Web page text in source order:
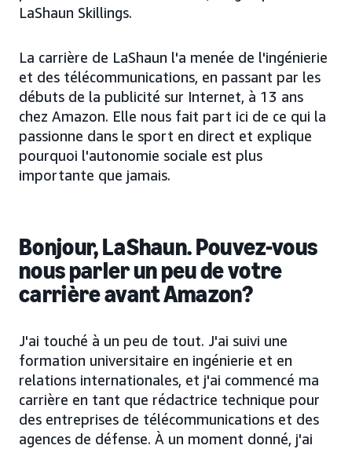
LaShaun Skillings.
La carrière de LaShaun l'a menée de l'ingénierie
et des télécommunications, en passant par les
débuts de la publicité sur Internet, à 13 ans
chez Amazon. Elle nous fait part ici de ce qui la
passionne dans le sport en direct et explique
pourquoi l'autonomie sociale est plus
importante que jamais.
Bonjour, LaShaun. Pouvez-vous
nous parler un peu de votre
carrière avant Amazon?
J'ai touché à un peu de tout. J'ai suivi une
formation universitaire en ingénierie et en
relations internationales, et j'ai commencé ma
carrière en tant que rédactrice technique pour
des entreprises de télécommunications et des
agences de défense. À un moment donné, j'ai